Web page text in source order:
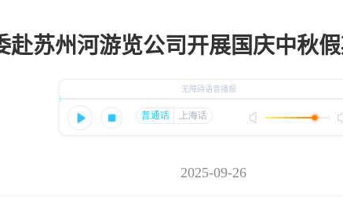
赴苏州河游览公司开展国庆中秋
2025-09-26